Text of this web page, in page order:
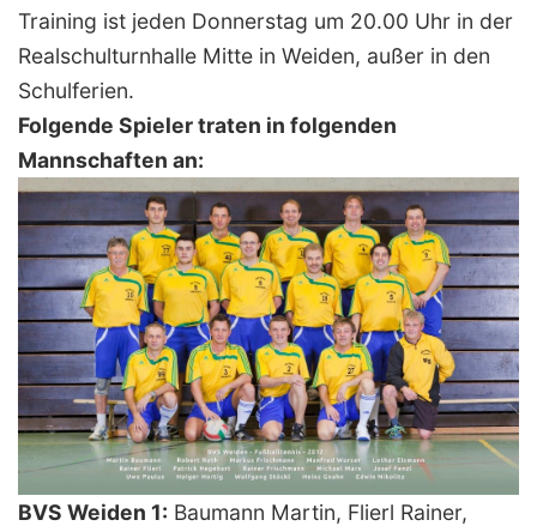
Training ist jeden Donnerstag um 20.00 Uhr in der
Realschulturnhalle Mitte in Weiden, außer in den
Schulferien.
Folgende Spieler traten in folgenden
Mannschaften an:
BVS Weiden 1: Baumann Martin, Flierl Rainer,